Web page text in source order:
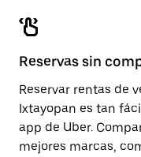
Reservas sin
Reservar rentas de
Ixtayopan es tan
app de Uber.
mejores marcas,